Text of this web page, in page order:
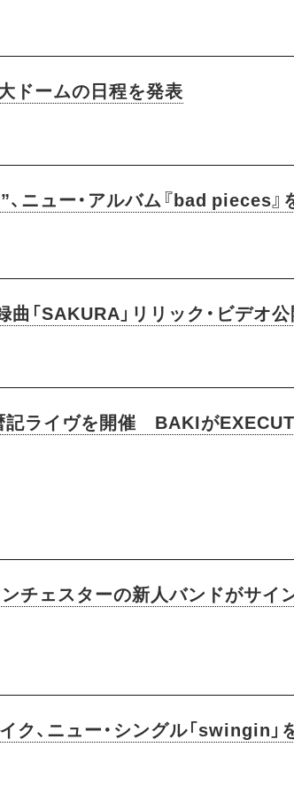
ドームの日程を発表
ニュー・アルバム『bad pieces』
「SAKURA」リリック・ビデオ
記ライヴを開催 BAKIが
ンチェスターの新人バンドがサイ
、ニュー・シングル「swingin」